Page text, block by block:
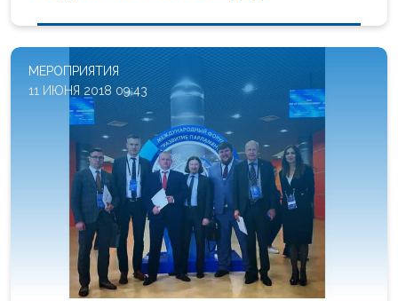
МЕРОПРИЯТИЯ
11 ИЮНЯ 2018 09:43